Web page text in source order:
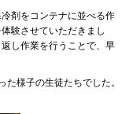
剤をコンテナに並べる作
験させていただきまし
し作業を行うことで、早
様子の生徒たちでした。